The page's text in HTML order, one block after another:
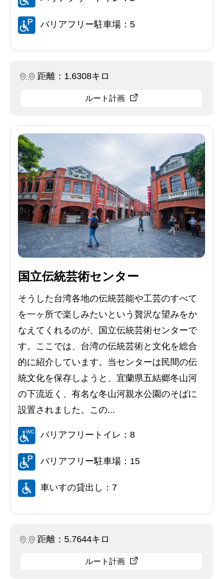
バリアフリー駐車場：5
距離：1.6308キロ
ルート計画
国立伝統芸術センター
そうした台湾各地の伝統芸能や工芸のすべて
を一ヶ所で楽しみたいという贅沢な望みをか
なえてくれるのが、国立伝統芸術センターで
す。ここでは、台湾の伝統芸術と文化を総合
的に紹介しています。当センターは民間の伝
統文化を保存しようと、宜蘭県五結郷冬山河
の下流近く、有名な冬山河親水公園のそばに
設置されました。この...
バリアフリートイレ：8
バリアフリー駐車場：15
車いすの貸出し：7
距離：5.7644キロ
ルート計画